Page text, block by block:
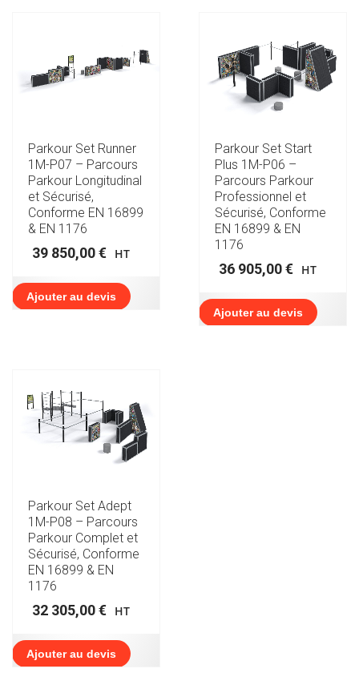
Parkour Set Runner
1M-P07 – Parcours
Parkour Longitudinal
et Sécurisé,
Conforme EN 16899
& EN 1176
39 850,00€ HT
Ajouter au devis
Parkour Set Start
Plus 1M-P06 –
Parcours Parkour
Professionnel et
Sécurisé, Conforme
EN 16899 & EN
1176
36 905,00€ HT
Ajouter au devis
Parkour Set Adept
1M-P08 – Parcours
Parkour Complet et
Sécurisé, Conforme
EN 16899 & EN
1176
32 305,00€ HT
Ajouter au devis